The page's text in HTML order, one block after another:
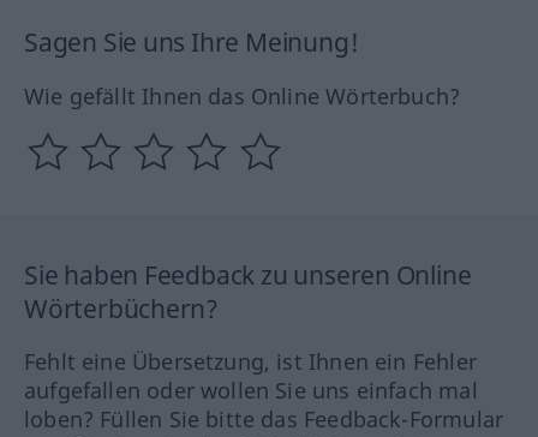
Sagen Sie uns Ihre Meinung!
Wie gefällt Ihnen das Online Wörterbuch?
Sie haben Feedback zu unseren Online
Wörterbüchern?
Fehlt eine Übersetzung, ist Ihnen ein Fehler
aufgefallen oder wollen Sie uns einfach mal
loben? Füllen Sie bitte das Feedback-Formular